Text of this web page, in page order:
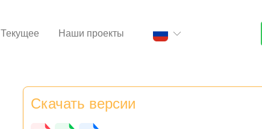
Текущее Наши проекты
Скачать версии